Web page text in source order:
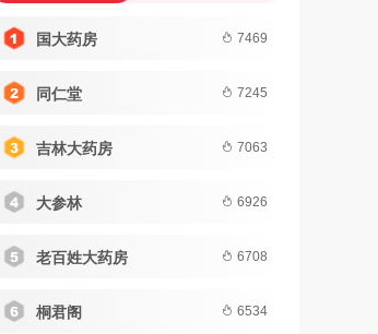
国大药房 7469
同仁堂 7245
吉林大药房 7063
大参林 6926
老百姓大药房 6708
桐君阁 6534